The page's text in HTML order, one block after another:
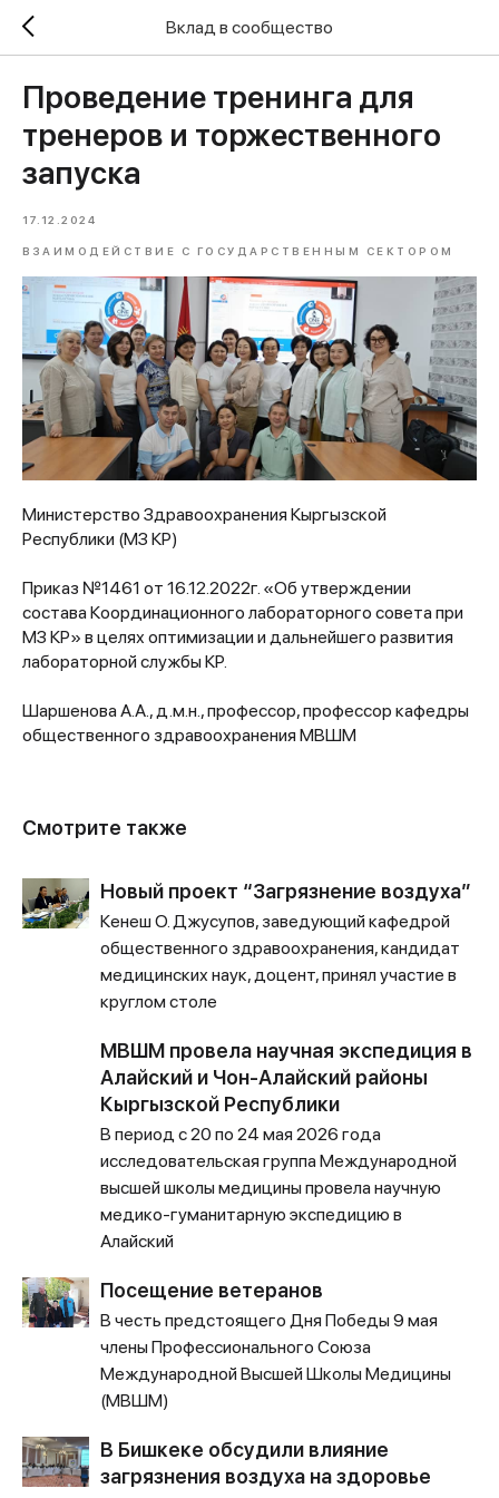
Вклад в сообщество
Проведение тренинга для
тренеров и торжественного
запуска
17.12.2024
ВЗАИМОДЕЙСТВИЕ С ГОСУДАРСТВЕННЫМ СЕКТОРОМ
Министерство Здравоохранения Кыргызской
Республики (МЗ КР)
Приказ №1461 от 16.12.2022г. «Об утверждении
состава Координационного лабораторного совета при
МЗ КР» в целях оптимизации и дальнейшего развития
лабораторной службы КР.
Шаршенова А.А., д.м.н., профессор, профессор кафедры
общественного здравоохранения МВШМ
Смотрите также
Новый проект “Загрязнение воздуха”
Кенеш О. Джусупов, заведующий кафедрой
общественного здравоохранения, кандидат
медицинских наук, доцент, принял участие в
круглом столе
МВШМ провела научная экспедиция в
Алайский и Чон-Алайский районы
Кыргызской Республики
В период с 20 по 24 мая 2026 года
исследовательская группа Международной
высшей школы медицины провела научную
медико-гуманитарную экспедицию в
Алайский
Посещение ветеранов
В честь предстоящего Дня Победы 9 мая
члены Профессионального Союза
Международной Высшей Школы Медицины
(МВШМ)
В Бишкеке обсудили влияние
загрязнения воздуха на здоровье